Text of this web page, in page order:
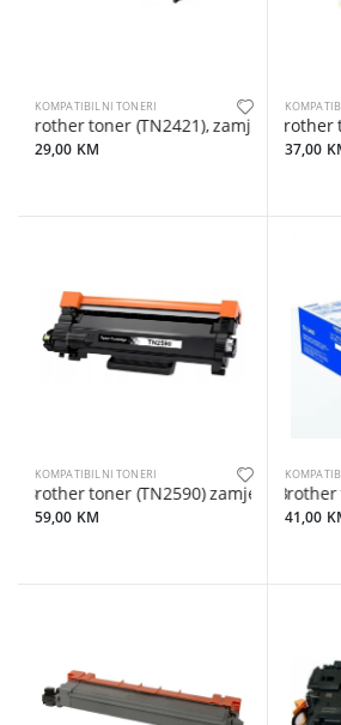
KOMPATIBILNI TONERI
Brother toner (TN2421), zamjenski
29,00 KM
Brother
37,00
KOMPATIBILNI TONERI
Brother toner (TN2590) zamjenski
59,00 KM 41,00